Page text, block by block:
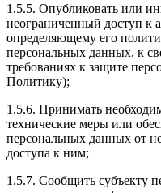
1.5.5. Опубликовать или
неограниченный доступ к
определяющему его
персональных данных, к
требованиях к защите
Политику);
1.5.6. Принимать
технические меры или
персональных данных от
доступа к ним;
1.5.7. Сообщить субъекту